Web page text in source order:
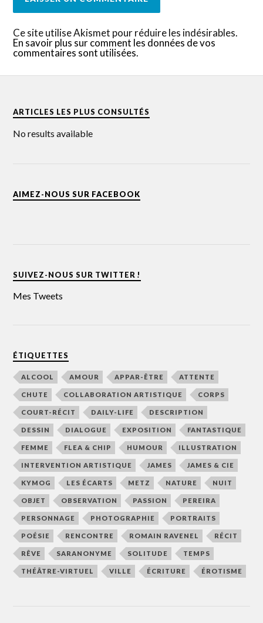
Ce site utilise Akismet pour réduire les indésirables.
En savoir plus sur comment les données de vos
commentaires sont utilisées.
ARTICLES LES PLUS CONSULTÉS
No results available
AIMEZ-NOUS SUR FACEBOOK
SUIVEZ-NOUS SUR TWITTER !
Mes Tweets
ÉTIQUETTES
ALCOOL AMOUR APPAR-ÊTRE ATTENTE
CHUTE COLLABORATION ARTISTIQUE CORPS
COURT-RÉCIT DAILY-LIFE DESCRIPTION
DESSIN DIALOGUE EXPOSITION FANTASTIQUE
FEMME FLEA & CHIP HUMOUR ILLUSTRATION
INTERVENTION ARTISTIQUE JAMES JAMES & CIE
KYMOG LES ÉCARTS METZ NATURE NUIT
OBJET OBSERVATION PASSION PEREIRA
PERSONNAGE PHOTOGRAPHIE PORTRAITS
POÉSIE RENCONTRE ROMAIN RAVENEL RÉCIT
RÊVE SARANONYME SOLITUDE TEMPS
THÉÂTRE-VIRTUEL VILLE ÉCRITURE ÉROTISME